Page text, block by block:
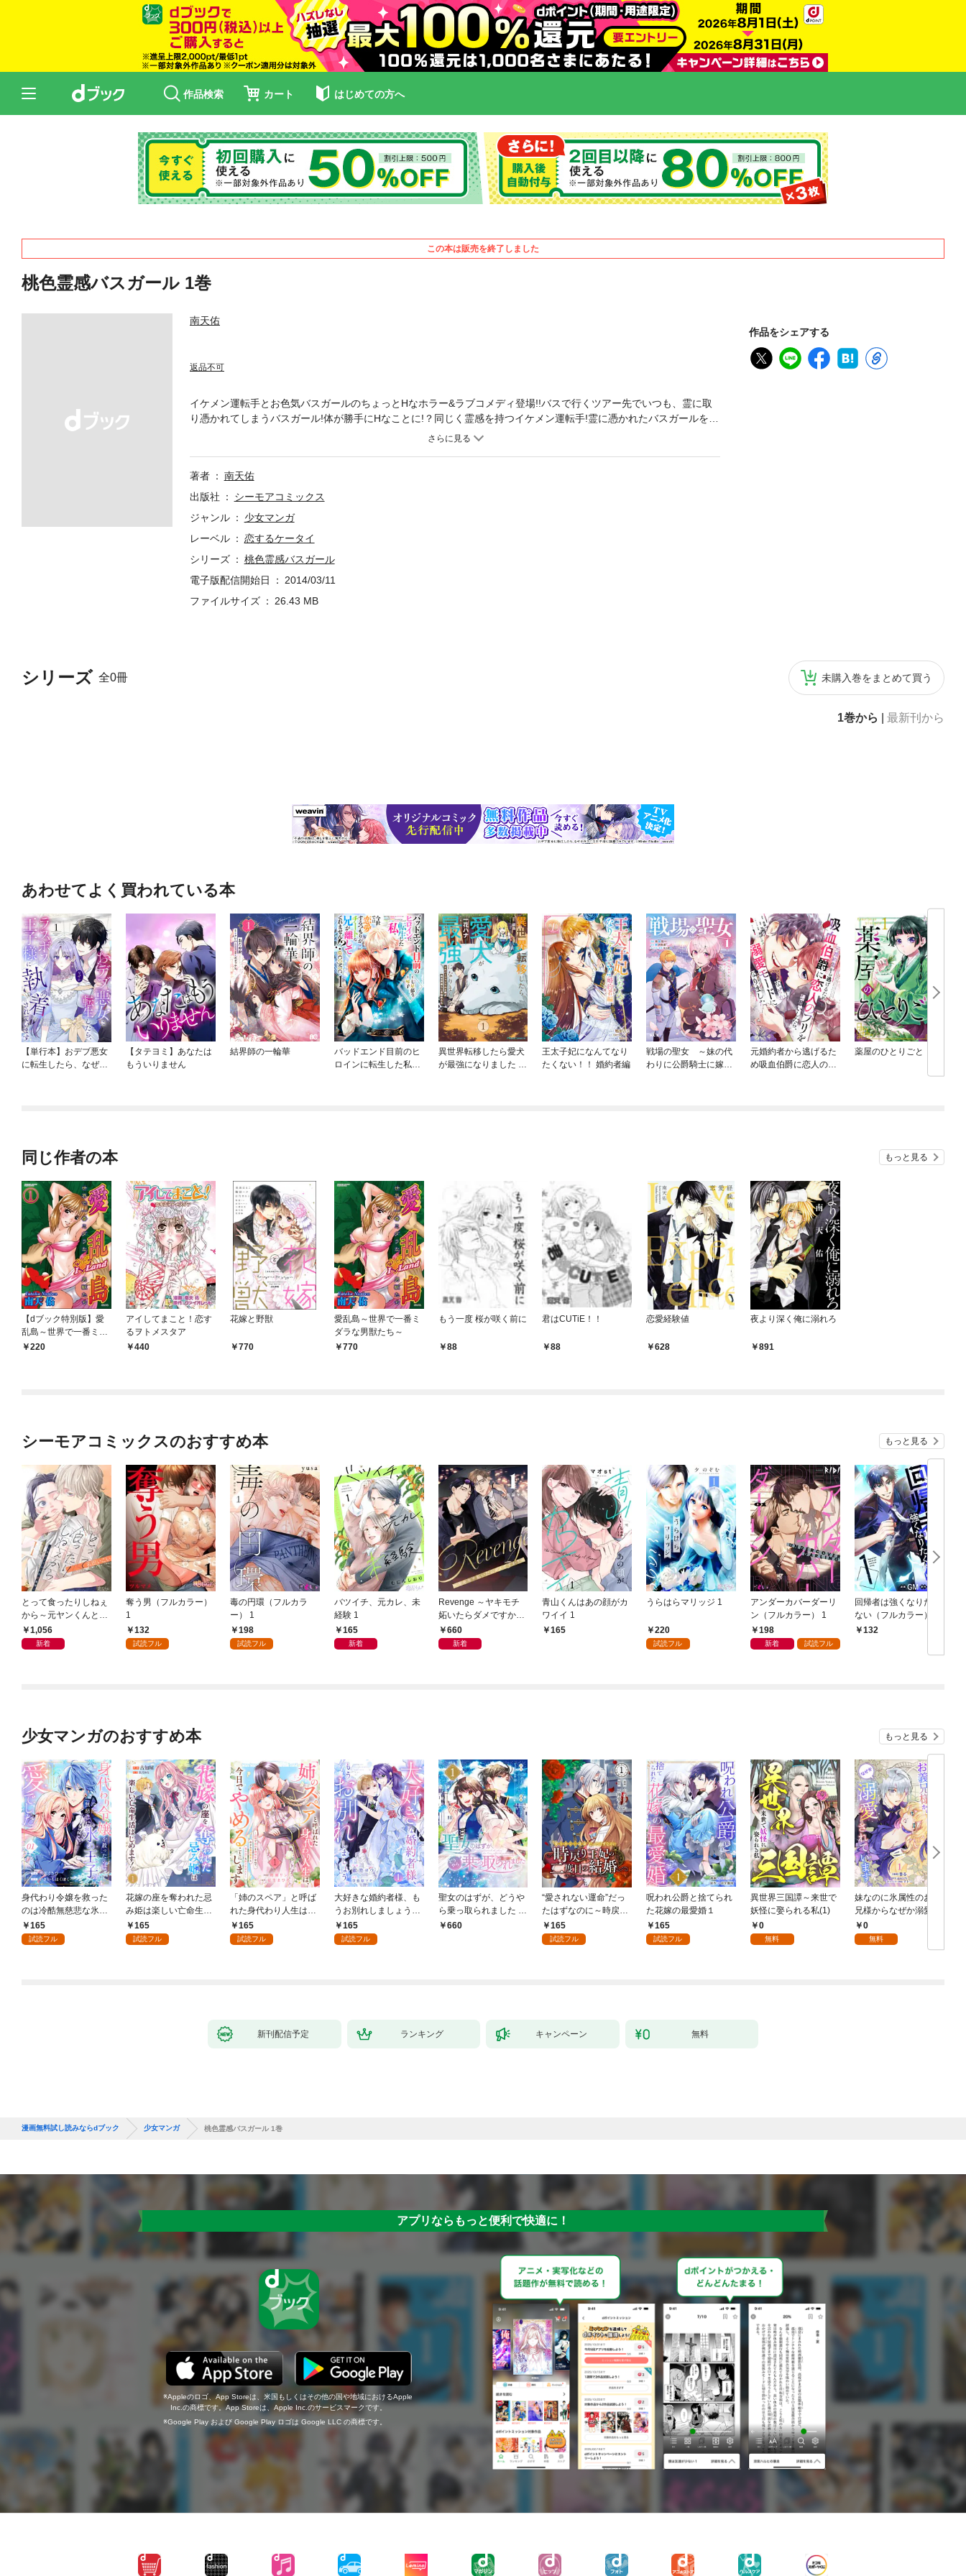
作品検索 カート はじめての方へ
この本は販売を終了しました
桃色霊感バスガール 1巻
南天佑
返品不可
作品をシェアする
シリーズ 全0冊 未購入巻をまとめて買う
1巻から 最新刊から
イケメン運転手とお色気バスガールのちょっとHなホラー&ラブコメディ登場!!バスで行くツアー先でいつも、霊に取
り憑かれてしまうバスガール!体が勝手にHなことに!？同じく霊感を持つイケメン運転手!霊に憑かれたバスガールを見
て…。南天佑先生待望の新作!ココだけでしか読めない独占先行開始!!
著者
南天佑
出版社
シーモアコミックス
ジャンル
少女マンガ
レーベル
恋するケータイ
シリーズ
桃色霊感バスガール
電子版配信開始日
2014/03/11
ファイルサイズ
26.43 MB
あわせてよく買われている本
【単行本】おデブ悪女
に転生したら、なぜか
【タテヨミ】あなたは
もういりません
結界師の一輪華
バッドエンド目前のヒ
ロインに転生した私、
異世界転移したら愛犬
が最強になりました ～
王太子妃になんてなり
たくない！！ 婚約者編
戦場の聖女 ～妹の代
わりに公爵騎士に嫁ぐ
元婚約者から逃げるた
め吸血伯爵に恋人のフ
薬屋のひとりごと
同じ作者の本 もっと見る
【dブック特別版】愛
乱島～世界で一番ミダ
ラな男獣たち～（分冊
220
アイしてまこと！恋す
るヲトメスタア
440
花嫁と野獣
770
愛乱島～世界で一番ミ
ダラな男獣たち～
770
もう一度 桜が咲く前に
88
君はCUTiE！！
88
恋愛経験値
628
夜より深く俺に溺れろ
891
シーモアコミックスのおすすめ本 もっと見る
とって食ったりしねぇ
から～元ヤンくんとの
恋事情～ 1～6巻セッ
ト
1,056
新着
奪う男（フルカラー）
1
132
試読フル
毒の円環（フルカラ
ー） 1
198
試読フル
バツイチ、元カレ、未
経験 1
165
新着
Revenge ～ヤキモチ
妬いたらダメですか？
～【描き下ろしおまけ
付き特装版】 1
660
新着
青山くんはあの顔がカ
ワイイ 1
165
うらはらマリッジ 1
220
試読フル
アンダーカバーダーリ
ン（フルカラー） 1
198
新着 試読フル
回帰者は強くなりたく
ない（フルカラー） 1
132
少女マンガのおすすめ本 もっと見る
身代わり令嬢を救った
のは冷酷無慈悲な氷の
王子の愛でした１
165
試読フル
花嫁の座を奪われた忌
み姫は楽しい亡命生活
はじめます！１
165
試読フル
「姉のスペア」と呼ば
れた身代わり人生は、
今日でやめることにし
ます～辺境で自由を満
165
試読フル
大好きな婚約者様、も
うお別れしましょう。
１165
試読フル
聖女のはずが、どうや
ら乗っ取られました 1
巻660
“愛されない運命”だっ
たはずなのに～時戻り
王妃の二度目の結婚～
１
165
試読フル
呪われ公爵と捨てられ
た花嫁の最愛婚１
165
試読フル
異世界三国譚～来世で
妖怪に娶られる私(1)
0
無料
妹なのに氷属性のお義
兄様からなぜか溺愛さ
れています【第1話】
（エンジェライトコミ
0
無料
新刊配信予定 ランキング キャンペーン 無料
漫画無料試し読みならdブック 少女マンガ 桃色霊感バスガール 1巻
アプリならもっと便利で快適に！
Appleのロゴ、App Storeは、米国もしくはその他の国や地域におけるApple
Inc.の商標です。App Storeは、Apple Inc.のサービスマークです。
Google Play および Google Play ロゴは Google LLC の商標です。